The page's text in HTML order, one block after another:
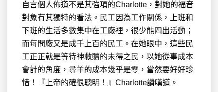
自言個人佈道不是其強項的Charlotte，對她的福音
對象有其獨特的看法。民工因為工作關係，上班和
下班的生活多數集中在工廠裡，很少能四出活動；
而每間廠又是成千上百的民工。在她眼中，這些民
工正正就是等待神救贖的未得之民，以她從事成本
會計的角度，尋羊的成本幾乎是零，當然要好好珍
惜！『上帝的確很聰明！』Charlotte讚嘆道。